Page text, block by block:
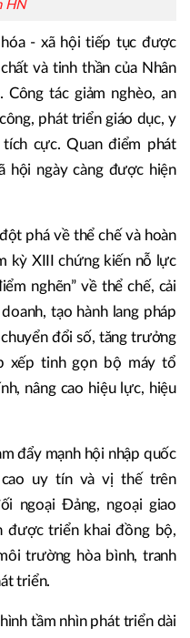
HN
- xã hội tiếp tục được
và tinh thần của Nhân
tác giảm nghèo, an
phát triển giáo dục, y
cực. Quan điểm phát
hội ngày càng được hiện
phá về thể chế và hoàn
kỳ XIII chứng kiến nỗ lực
nghẽn” về thể chế, cải
tạo hành lang pháp
đổi số, tăng trưởng
xếp tinh gọn bộ máy tổ
nâng cao hiệu lực, hiệu
đẩy mạnh hội nhập quốc
cao uy tín và vị thế trên
ngoại Đảng, ngoại giao
được triển khai đồng bộ,
trường hòa bình, tranh
triển.
tầm nhìn phát triển dài